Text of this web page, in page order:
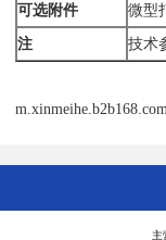
可选附件
微型
注
技术
主